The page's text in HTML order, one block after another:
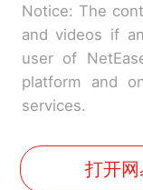
Notice: The
and videos if
user of
platform and
services.
打开